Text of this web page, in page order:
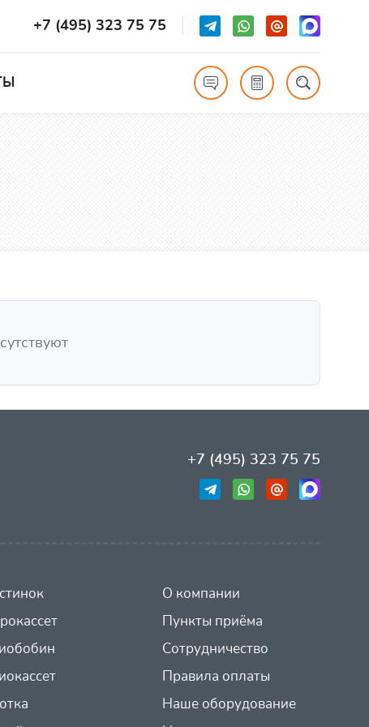
+7 (495) 323 75 75
+7 (495) 323 75 75
О компании
Пункты приёма
Сотрудничество
Правила оплаты
Наше оборудование